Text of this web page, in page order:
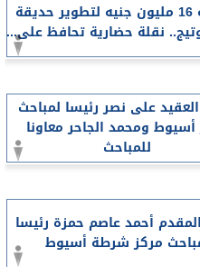
ميزانية 16 مليون جنيه لتطوير حديقة
نقلة حضارية تحافظ على...
على نصر رئيسا لمباحث
أسيوط ومحمد الجاحر معاونا
للمباحث
أحمد عاصم حمزة رئيسا
مركز شرطة أسيوط